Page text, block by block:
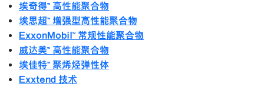
埃奇得™ 高性能聚合物
埃思超™ 增强型高性能聚合物
ExxonMobil™ 常规性能聚合物
威达美™ 高性能聚合物
埃佳特™ 聚烯烃弹性体
Exxtend 技术